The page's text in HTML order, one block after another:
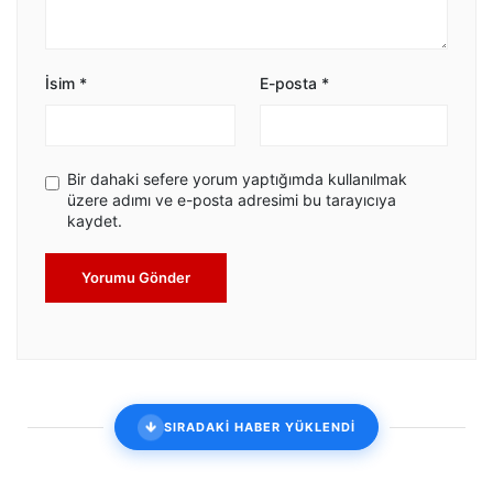
İsim * E-posta *
Bir dahaki sefere yorum yaptığımda kullanılmak
üzere adımı ve e-posta adresimi bu tarayıcıya
kaydet.
Yorumu Gönder
SIRADAKİ HABER YÜKLENDİ